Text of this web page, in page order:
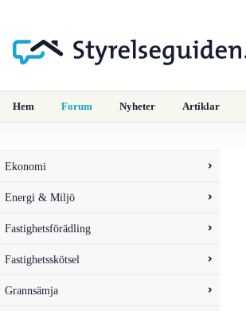
Hem Forum Nyheter Artiklar
Ekonomi
Energi & Miljö
Fastighetsförädling
Fastighetsskötsel
Grannsämja